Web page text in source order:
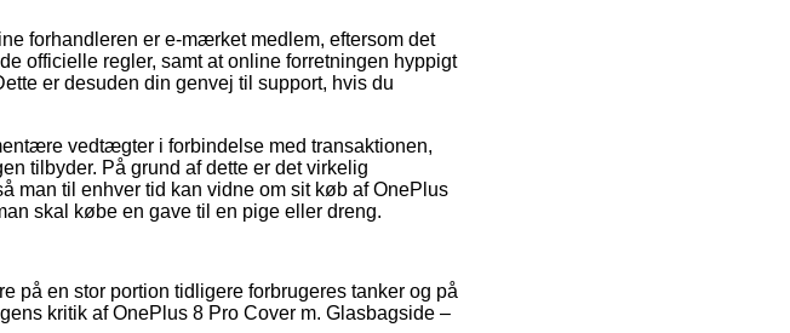
forhandleren er e-mærket medlem, eftersom det
officielle regler, samt at online forretningen hyppigt
er desuden din genvej til support, hvis du
vedtægter i forbindelse med transaktionen,
tilbyder. På grund af dette er det virkelig
man til enhver tid kan vidne om sit køb af OnePlus
skal købe en gave til en pige eller dreng.
en stor portion tidligere forbrugeres tanker og på
kritik af OnePlus 8 Pro Cover m. Glasbagside –